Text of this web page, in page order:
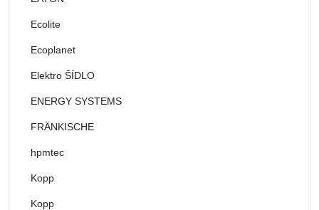
Ecolite
Ecoplanet
Elektro ŠÍDLO
ENERGY SYSTEMS
FRÄNKISCHE
hpmtec
Kopp
Kopp